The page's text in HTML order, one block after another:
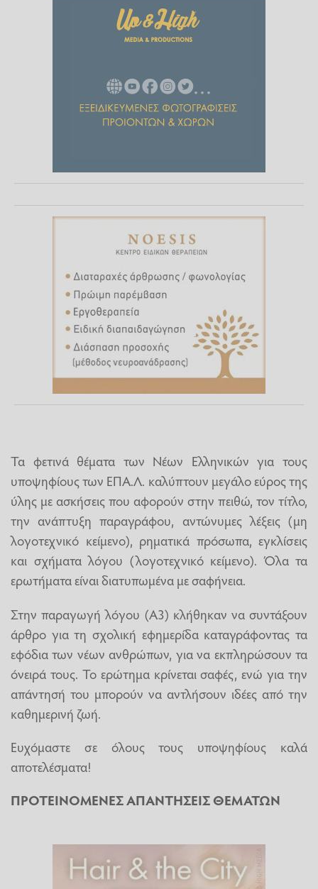
Τα φετινά θέματα των Νέων Ελληνικών για τους
υποψηφίους των ΕΠΑ.Λ. καλύπτουν μεγάλο εύρος της
ύλης με ασκήσεις που αφορούν στην πειθώ, τον τίτλο,
την ανάπτυξη παραγράφου, αντώνυμες λέξεις (μη
λογοτεχνικό κείμενο), ρηματικά πρόσωπα, εγκλίσεις
και σχήματα λόγου (λογοτεχνικό κείμενο). Όλα τα
ερωτήματα είναι διατυπωμένα με σαφήνεια.
Στην παραγωγή λόγου (Α3) κλήθηκαν να συντάξουν
άρθρο για τη σχολική εφημερίδα καταγράφοντας τα
εφόδια των νέων ανθρώπων, για να εκπληρώσουν τα
όνειρά τους. Το ερώτημα κρίνεται σαφές, ενώ για την
απάντησή του μπορούν να αντλήσουν ιδέες από την
καθημερινή ζωή.
Ευχόμαστε σε όλους τους υποψηφίους καλά
αποτελέσματα!
ΠΡΟΤΕΙΝΟΜΕΝΕΣ ΑΠΑΝΤΗΣΕΙΣ ΘΕΜΑΤΩΝ